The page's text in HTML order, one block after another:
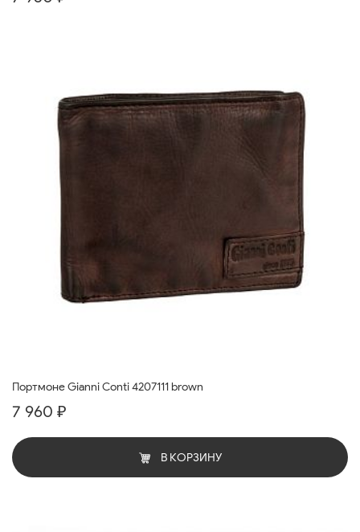
Портмоне Gianni Conti 4207111 brown
7 960 ₽
В КОРЗИНУ